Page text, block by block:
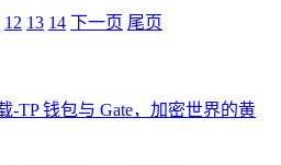
12 13 14 下一页 尾页